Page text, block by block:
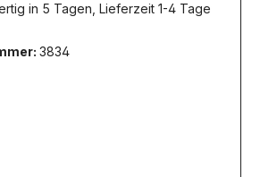
in 5 Tagen, Lieferzeit 1-4 Tage
3834